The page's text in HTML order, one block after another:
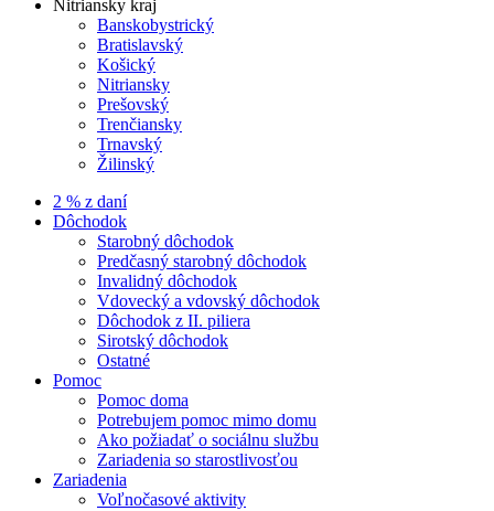
Nitriansky kraj
Banskobystrický
Bratislavský
Košický
Nitriansky
Prešovský
Trenčiansky
Trnavský
Žilinský
2 % z daní
Dôchodok
Starobný dôchodok
Predčasný starobný dôchodok
Invalidný dôchodok
Vdovecký a vdovský dôchodok
Dôchodok z II. piliera
Sirotský dôchodok
Ostatné
Pomoc
Pomoc doma
Potrebujem pomoc mimo domu
Ako požiadať o sociálnu službu
Zariadenia so starostlivosťou
Zariadenia
Voľnočasové aktivity